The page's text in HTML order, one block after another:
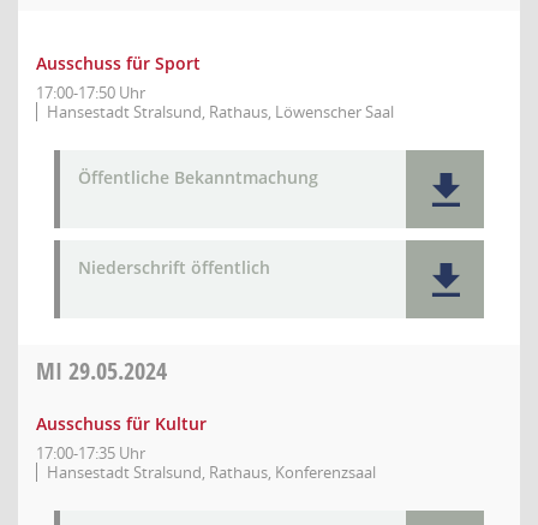
Ausschuss für Sport
17:00-17:50 Uhr
Hansestadt Stralsund, Rathaus, Löwenscher Saal
Öffentliche Bekanntmachung
Niederschrift öffentlich
MI 29.05.2024
Ausschuss für Kultur
17:00-17:35 Uhr
Hansestadt Stralsund, Rathaus, Konferenzsaal